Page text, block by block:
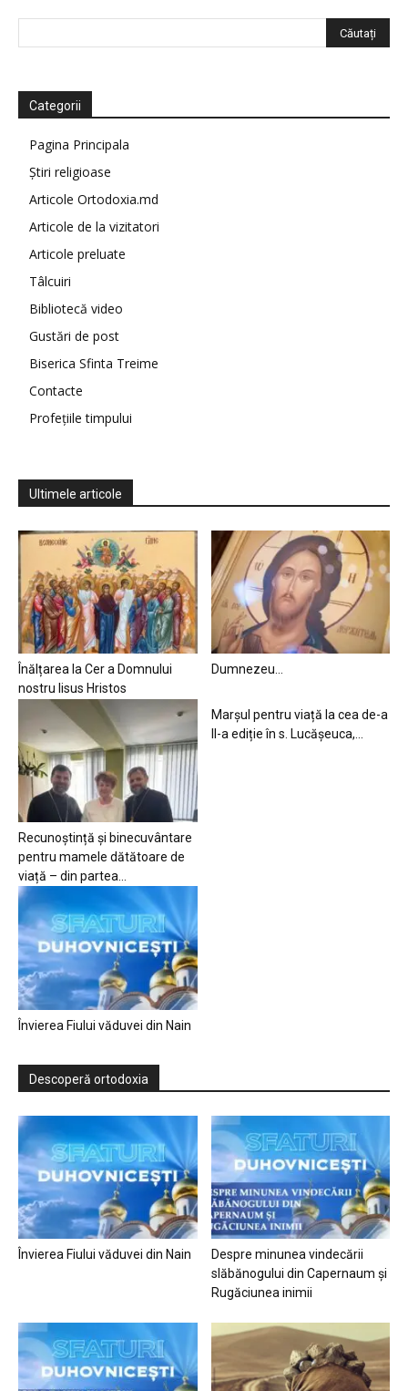
Categorii
Pagina Principala
Știri religioase
Articole Ortodoxia.md
Articole de la vizitatori
Articole preluate
Tâlcuiri
Bibliotecă video
Gustări de post
Biserica Sfinta Treime
Contacte
Profețiile timpului
Ultimele articole
Înălțarea la Cer a Domnului
nostru Iisus Hristos
Dumnezeu…
Recunoștință și binecuvântare
pentru mamele dătătoare de
viață – din partea...
Marșul pentru viață la cea de-a
II-a ediție în s. Lucășeuca,...
Învierea Fiului văduvei din Nain
Descoperă ortodoxia
Învierea Fiului văduvei din Nain
Despre minunea vindecării
slăbănogului din Capernaum și
Rugăciunea inimii